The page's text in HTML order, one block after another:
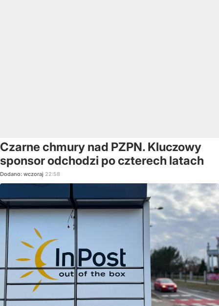
Czarne chmury nad PZPN. Kluczowy
sponsor odchodzi po czterech latach
Dodano: wczoraj 22:58